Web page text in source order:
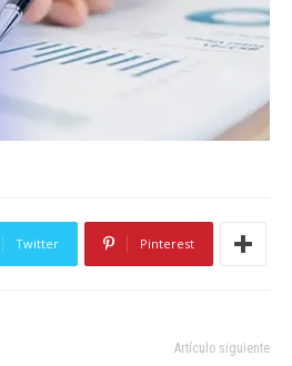
Twitter Pinterest
Artículo siguiente